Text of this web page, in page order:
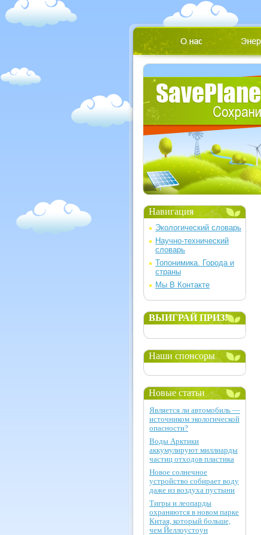
Навигация
Экологический словарь
Научно-технический
словарь
Топонимика. Города и
страны
Мы В Контакте
ВЫИГРАЙ ПРИЗ!
Наши спонсоры
Новые статьи
Является ли автомобиль —
источником экологической
опасности?
Воды Арктики
аккумулируют миллиарды
частиц отходов пластика
Новое солнечное
устройство собирает воду
даже из воздуха пустыни
Тигры и леопарды
охраняются в новом парке
Китая, который больше,
чем Йеллоустоун